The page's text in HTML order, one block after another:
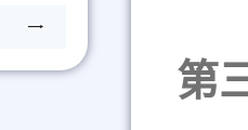
第